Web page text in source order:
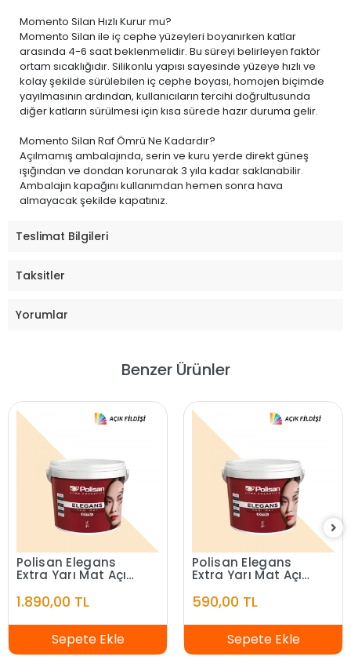
Momento Silan Hızlı Kurur mu?
Momento Silan ile iç cephe yüzeyleri boyanırken katlar
arasında 4-6 saat beklenmelidir. Bu süreyi belirleyen faktör
ortam sıcaklığıdır. Silikonlu yapısı sayesinde yüzeye hızlı ve
kolay şekilde sürülebilen iç cephe boyası, homojen biçimde
yayılmasının ardından, kullanıcıların tercihi doğrultusunda
diğer katların sürülmesi için kısa sürede hazır duruma gelir.
Momento Silan Raf Ömrü Ne Kadardır?
Açılmamış ambalajında, serin ve kuru yerde direkt güneş
ışığından ve dondan korunarak 3 yıla kadar saklanabilir.
Ambalajın kapağını kullanımdan hemen sonra hava
almayacak şekilde kapatınız.
Teslimat Bilgileri
Taksitler
Yorumlar
Benzer Ürünler
Polisan Elegans
Extra Yarı Mat Açık
1.890,00 TL
Sepete Ekle
Polisan Elegans
Extra Yarı Mat Açık
590,00 TL
Sepete Ekle